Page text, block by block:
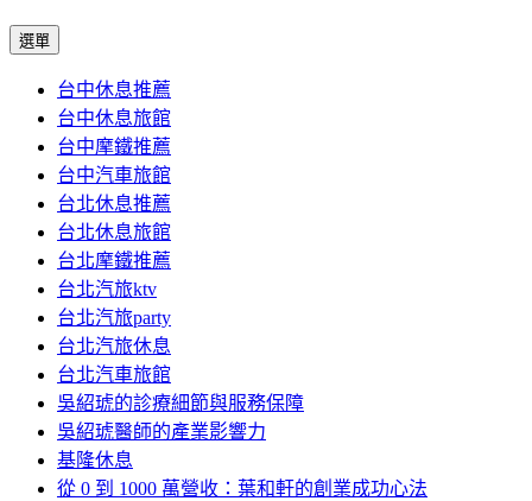
選單
內
容
台中休息推薦
台中休息旅館
台中摩鐵推薦
台中汽車旅館
台北休息推薦
台北休息旅館
台北摩鐵推薦
台北汽旅ktv
台北汽旅party
台北汽旅休息
台北汽車旅館
吳紹琥的診療細節與服務保障
吳紹琥醫師的產業影響力
基隆休息
從 0 到 1000 萬營收：葉和軒的創業成功心法